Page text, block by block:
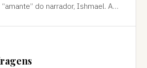
do narrador, Ishmael. A